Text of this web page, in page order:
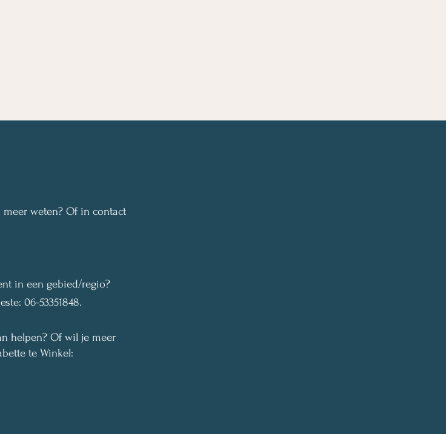
weten? Of in contact
in een gebied/regio?
06-53351848.
helpen? Of wil je meer
te Winkel: